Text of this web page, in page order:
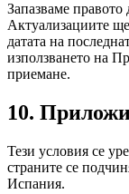
Запазваме правото
Актуализациите
датата на
използването на
приемане.
10.
Тези условия се
страните се
Испания.